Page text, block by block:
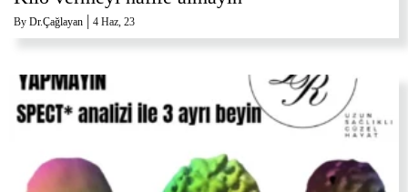
By Dr.Çağlayan | 4 Haz, 23